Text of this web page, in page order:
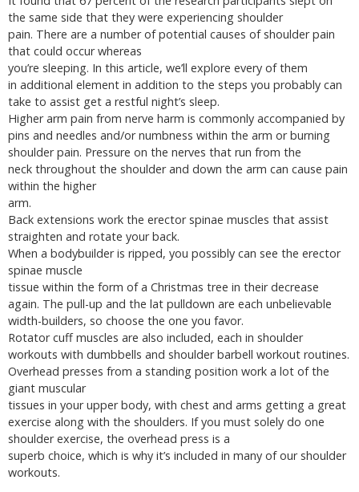
the same side that they were experiencing shoulder
pain. There are a number of potential causes of shoulder pain
that could occur whereas
you’re sleeping. In this article, we’ll explore every of them
in additional element in addition to the steps you probably can
take to assist get a restful night’s sleep.
Higher arm pain from nerve harm is commonly accompanied by
pins and needles and/or numbness within the arm or burning
shoulder pain. Pressure on the nerves that run from the
neck throughout the shoulder and down the arm can cause pain
within the higher
arm.
Back extensions work the erector spinae muscles that assist
straighten and rotate your back.
When a bodybuilder is ripped, you possibly can see the erector
spinae muscle
tissue within the form of a Christmas tree in their decrease
again. The pull-up and the lat pulldown are each unbelievable
width-builders, so choose the one you favor.
Rotator cuff muscles are also included, each in shoulder
workouts with dumbbells and shoulder barbell workout routines.
Overhead presses from a standing position work a lot of the
giant muscular
tissues in your upper body, with chest and arms getting a great
exercise along with the shoulders. If you must solely do one
shoulder exercise, the overhead press is a
superb choice, which is why it’s included in many of our shoulder
workouts.